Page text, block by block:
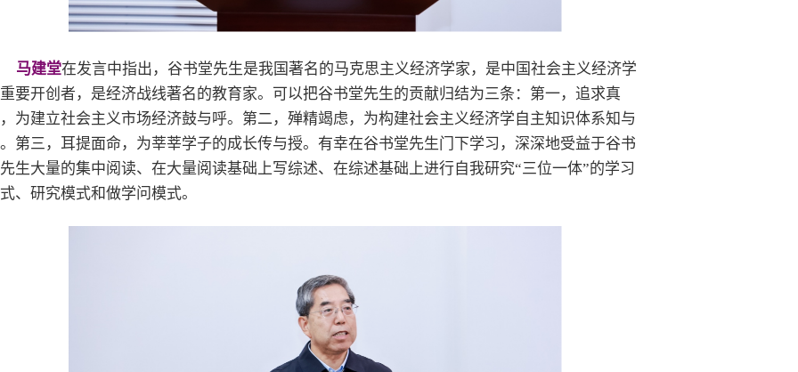
马建堂在发言中指出，谷书堂先生是我国著名的马克思主义经济学家，是中国社会主义经济学
要开创者，是经济战线著名的教育家。可以把谷书堂先生的贡献归结为三条：第一，追求真
为建立社会主义市场经济鼓与呼。第二，殚精竭虑，为构建社会主义经济学自主知识体系知与
第三，耳提面命，为莘莘学子的成长传与授。有幸在谷书堂先生门下学习，深深地受益于谷书
生大量的集中阅读、在大量阅读基础上写综述、在综述基础上进行自我研究“三位一体”的学习
、研究模式和做学问模式。